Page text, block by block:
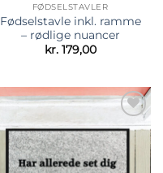
FØDSELSTAVLER
Fødselstavle inkl. ramme
– rødlige nuancer
kr.179,00
Tilføj til
ønskeliste